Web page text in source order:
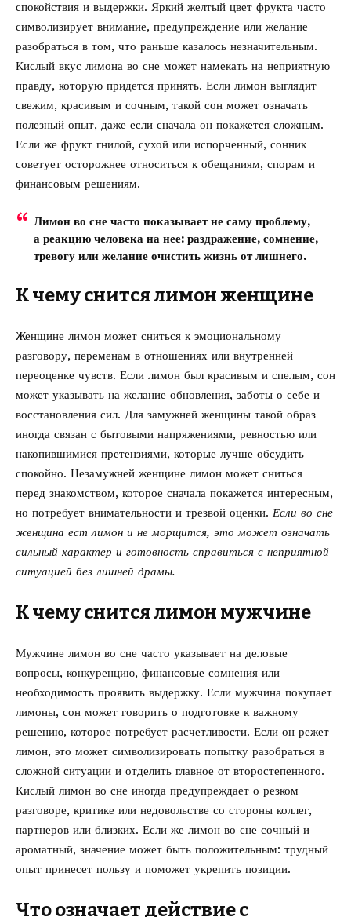
спокойствия и выдержки. Яркий желтый цвет фрукта часто
символизирует внимание, предупреждение или желание
разобраться в том, что раньше казалось незначительным.
Кислый вкус лимона во сне может намекать на неприятную
правду, которую придется принять. Если лимон выглядит
свежим, красивым и сочным, такой сон может означать
полезный опыт, даже если сначала он покажется сложным.
Если же фрукт гнилой, сухой или испорченный, сонник
советует осторожнее относиться к обещаниям, спорам и
финансовым решениям.
Лимон во сне часто показывает не саму проблему,
а реакцию человека на нее: раздражение, сомнение,
тревогу или желание очистить жизнь от лишнего.
К чему снится лимон женщине
Женщине лимон может сниться к эмоциональному
разговору, переменам в отношениях или внутренней
переоценке чувств. Если лимон был красивым и спелым, сон
может указывать на желание обновления, заботы о себе и
восстановления сил. Для замужней женщины такой образ
иногда связан с бытовыми напряжениями, ревностью или
накопившимися претензиями, которые лучше обсудить
спокойно. Незамужней женщине лимон может сниться
перед знакомством, которое сначала покажется интересным,
но потребует внимательности и трезвой оценки. Если во сне
женщина ест лимон и не морщится, это может означать
сильный характер и готовность справиться с неприятной
ситуацией без лишней драмы.
К чему снится лимон мужчине
Мужчине лимон во сне часто указывает на деловые
вопросы, конкуренцию, финансовые сомнения или
необходимость проявить выдержку. Если мужчина покупает
лимоны, сон может говорить о подготовке к важному
решению, которое потребует расчетливости. Если он режет
лимон, это может символизировать попытку разобраться в
сложной ситуации и отделить главное от второстепенного.
Кислый лимон во сне иногда предупреждает о резком
разговоре, критике или недовольстве со стороны коллег,
партнеров или близких. Если же лимон во сне сочный и
ароматный, значение может быть положительным: трудный
опыт принесет пользу и поможет укрепить позиции.
Что означает действие с